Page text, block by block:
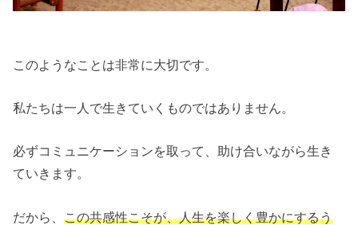
このようなことは非常に大切です。
私たちは一人で生きていくものではありません。
必ずコミュニケーションを取って、助け合いながら生き
ていきます。
だから、この共感性こそが、人生を楽しく豊かにするう